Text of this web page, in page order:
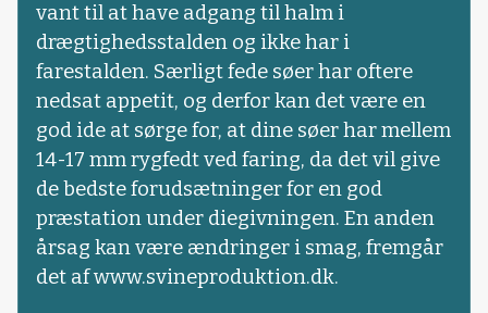
vant til at have adgang til halm i
drægtighedsstalden og ikke har i
farestalden. Særligt fede søer har oftere
nedsat appetit, og derfor kan det være en
god ide at sørge for, at dine søer har mellem
14-17 mm rygfedt ved faring, da det vil give
de bedste forudsætninger for en god
præstation under diegivningen. En anden
årsag kan være ændringer i smag, fremgår
det af www.svineproduktion.dk.